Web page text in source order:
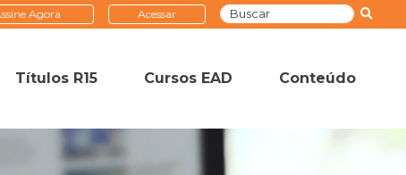
Agora Acessar
Títulos R15 Cursos EAD Conteúdo